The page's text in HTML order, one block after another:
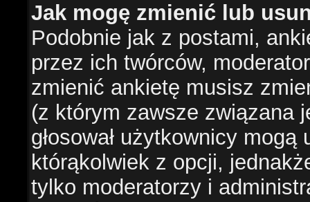
Jak mogę zmienić lub
Podobnie jak z postami,
przez ich twórców,
zmienić ankietę musisz
(z którym zawsze związana
głosował użytkownicy
którąkolwiek z opcji,
tylko moderatorzy i